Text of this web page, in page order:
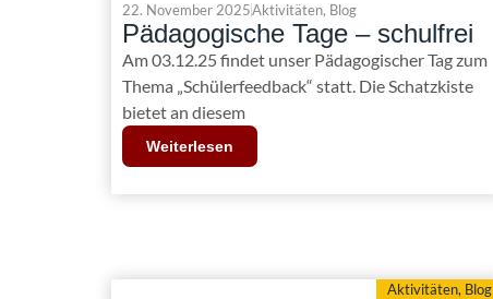
22. November 2025Aktivitäten, Blog
Pädagogische Tage – schulfrei
Am 03.12.25 findet unser Pädagogischer Tag zum
Thema „Schülerfeedback“ statt. Die Schatzkiste
bietet an diesem
Weiterlesen
Aktivitäten, Blog